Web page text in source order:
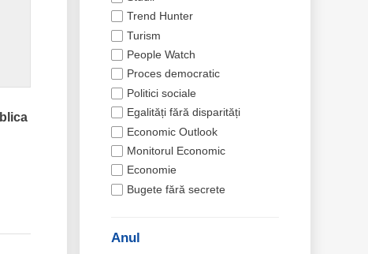
Trend Hunter
Turism
People Watch
Proces democratic
Politici sociale
Egalități fără disparități
Economic Outlook
Monitorul Economic
Economie
Bugete fără secrete
Anul